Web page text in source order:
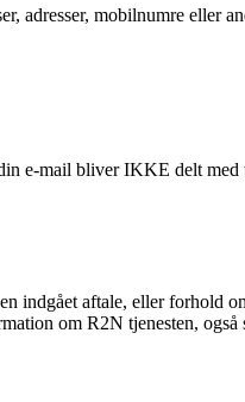
adresser, mobilnumre eller
e-mail bliver IKKE delt med
indgået aftale, eller forhold
om R2N tjenesten,